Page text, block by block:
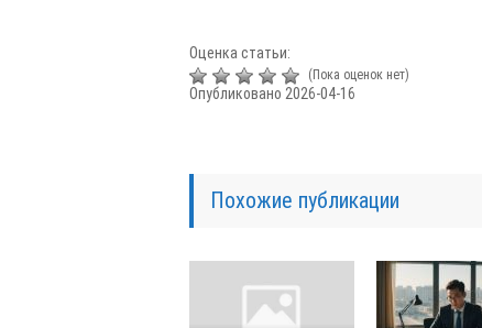
Оценка статьи:
(Пока оценок нет)
Опубликовано 2026-04-16
Похожие публикации